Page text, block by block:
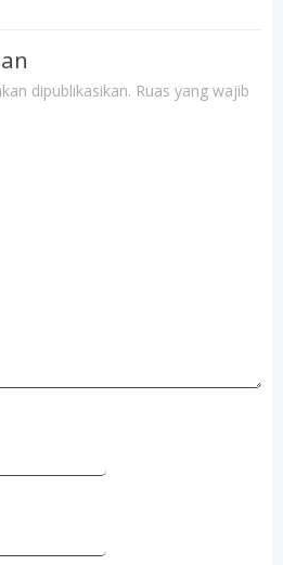
dipublikasikan. Ruas yang wajib